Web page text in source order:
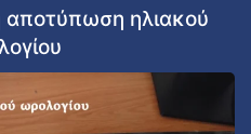
ηλιακού